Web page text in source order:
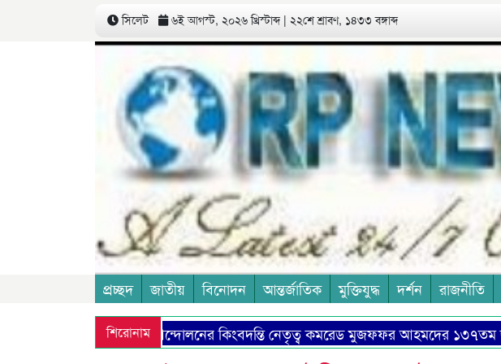
সিলেট ৬ই আগস্ট, ২০২৬ খ্রিস্টাব্দ | ২২শে শ্রাবণ, ১৪৩৩ বঙ্গাব্দ
প্রচ্ছদ জাতীয় বিনোদন আন্তর্জাতিক মুক্তিযুদ্ধ দর্শন রাজনীতি
শিরোনাম
কমিউনিষ্ট আন্দোলনের কিংবদন্তি নেতৃত্ব কমরেড মুজফ্ফর আহমদের ১৩৭তম